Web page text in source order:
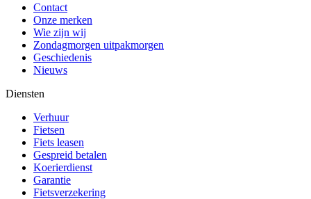
Contact
Onze merken
Wie zijn wij
Zondagmorgen uitpakmorgen
Geschiedenis
Nieuws
Diensten
Verhuur
Fietsen
Fiets leasen
Gespreid betalen
Koerierdienst
Garantie
Fietsverzekering